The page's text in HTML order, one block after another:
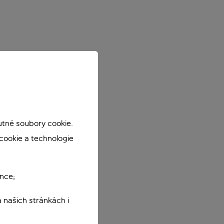
soubory cookie.
a technologie
našich stránkách i